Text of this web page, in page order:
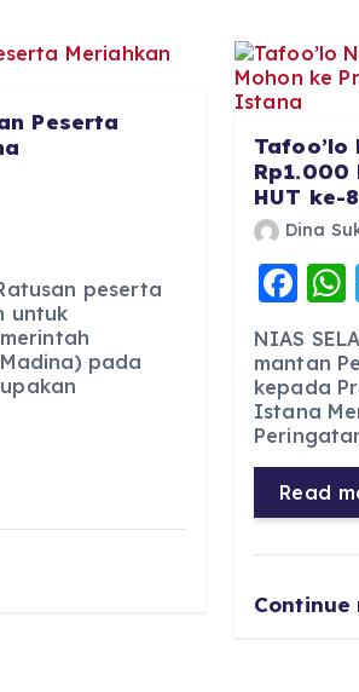
Peserta
peserta
untuk
pada
Tafoo’lo
Rp1.000
HUT ke-
Dina
F
a
c
e
b
o
o
k
NIAS
mantan
kepada
Istana
Read